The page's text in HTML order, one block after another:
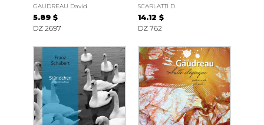
GAUDREAU David
5.89 $
DZ 2697
SCARLATTI D.
14.12 $
DZ 762